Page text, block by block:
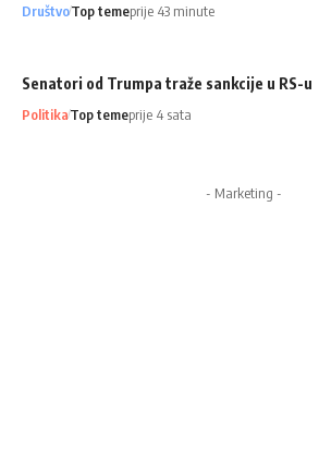
DruštvoTop temeprije 43 minute
Senatori od Trumpa traže sankcije u RS-u
PolitikaTop temeprije 4 sata
- Marketing -